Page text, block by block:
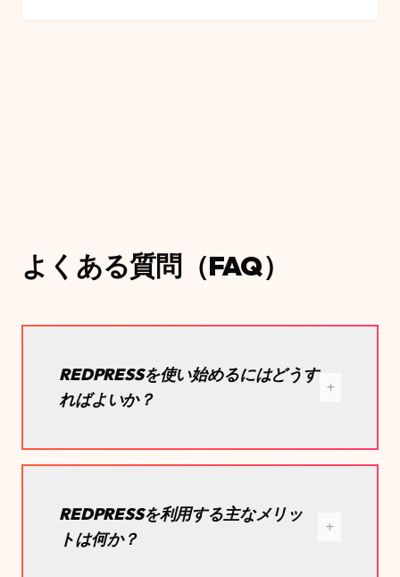
よくある質問（FAQ）
REDPRESSを使い始めるにはどうす
ればよいか？
REDPRESSを利用する主なメリッ
トは何か？